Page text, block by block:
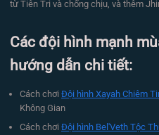
từ Tiên Tri và chống chịu, và thêm
Các đội hình mạnh
hướng dẫn chi tiết:
Cách chơi Đội hình Xayah Chiêm
Không Gian
Cách chơi Đội hình Bel'Veth Tộc